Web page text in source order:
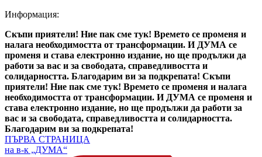
Информация:
Скъпи приятели! Ние пак сме тук! Времето се променя и
налага необходимостта от трансформации. И ДУМА се
променя и става електронно издание, но ще продължи да
работи за вас и за свободата, справедливостта и
солидарността. Благодарим ви за подкрепата! Скъпи
приятели! Ние пак сме тук! Времето се променя и налага
необходимостта от трансформации. И ДУМА се променя и
става електронно издание, но ще продължи да работи за
вас и за свободата, справедливостта и солидарността.
Благодарим ви за подкрепата!
ПЪРВА СТРАНИЦА
на в-к „ДУМА“